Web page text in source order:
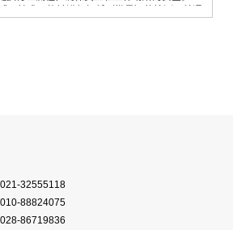
32555118
88824075
86719836